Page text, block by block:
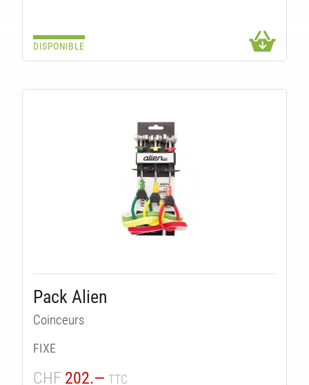
DISPONIBLE
Pack Alien
Coinceurs
FIXE
CHF 202.— TTC